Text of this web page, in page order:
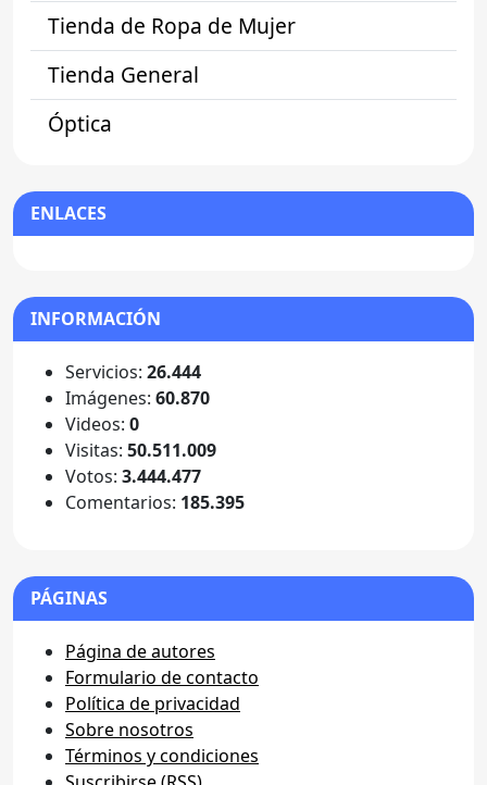
Tienda de Ropa de Mujer
Tienda General
Óptica
ENLACES
INFORMACIÓN
Servicios: 26.444
Imágenes: 60.870
Videos: 0
Visitas: 50.511.009
Votos: 3.444.477
Comentarios: 185.395
PÁGINAS
Página de autores
Formulario de contacto
Política de privacidad
Sobre nosotros
Términos y condiciones